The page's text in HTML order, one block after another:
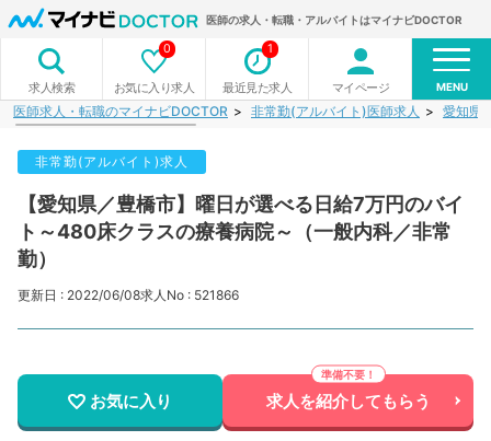
医師の求人・転職・アルバイトはマイナビDOCTOR
求人検索 お気に入り求人
0
最近見た求人
1
マイページ MENU
医師求人・転職のマイナビDOCTOR 非常勤(アルバイト)医師求人 愛知県
非常勤(アルバイト)求人
【愛知県／豊橋市】曜日が選べる日給7万円のバイ
ト～480床クラスの療養病院～（一般内科／非常
勤）
更新日 : 2022/06/08求人No : 521866
お気に入り 求人を紹介してもらう